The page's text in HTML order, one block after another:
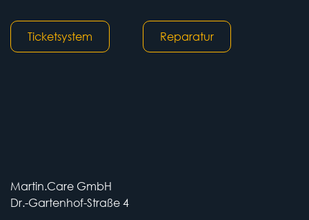
Ticketsystem Reparatur
Martin.Care GmbH
Dr.-Gartenhof-Straße 4